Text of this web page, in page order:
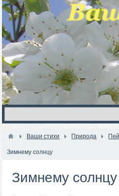
Ваши стихи Природа
Зимнему солнцу
Зимнему солнцу